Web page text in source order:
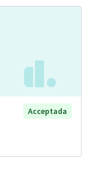
Acceptada